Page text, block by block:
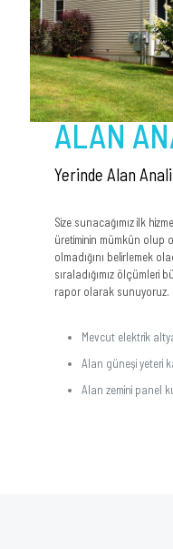
ALAN
Yerinde Alan
Size sunacağımız ilk
üretiminin mümkün olup
olmadığını belirlemek
sıraladığımız ölçümleri
rapor olarak sunuyoruz.
Mevcut elektrik
Alan güneşi yeteri
Alan zemini panel